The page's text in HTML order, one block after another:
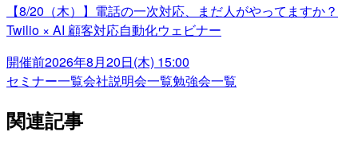
【8/20（木）】電話の一次対応、まだ人がやってますか？
Twilio × AI 顧客対応自動化ウェビナー
開催前2026年8月20日(木) 15:00
セミナー一覧会社説明会一覧勉強会一覧
関連記事